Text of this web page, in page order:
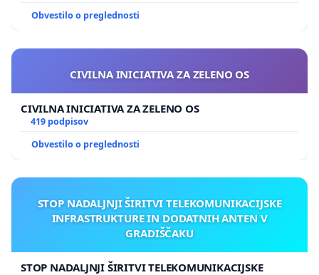
Obvestilo o preglednosti
CIVILNA INICIATIVA ZA ZELENO OS
CIVILNA INICIATIVA ZA ZELENO OS
419 podpisov
Obvestilo o preglednosti
STOP NADALJNJI ŠIRITVI TELEKOMUNIKACIJSKE
INFRASTRUKTURE IN DODATNIH ANTEN V
GRADIŠČAKU
STOP NADALJNJI ŠIRITVI TELEKOMUNIKACIJSKE